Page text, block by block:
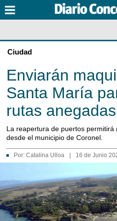
Ciudad
Enviarán
Santa María
rutas anegadas
La reapertura de puertos
desde el municipio de Coronel.
Por: Catalina Ulloa 16 de Junio